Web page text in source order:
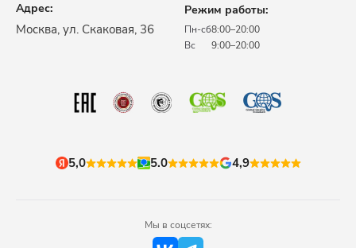
Адрес:
​Москва, ул. Скаковая, 36​
Режим работы:
Пн-сб
Вс
8:00–20:00
9:00–20:00
5,0 5.0 4,9
Мы в соцсетях: